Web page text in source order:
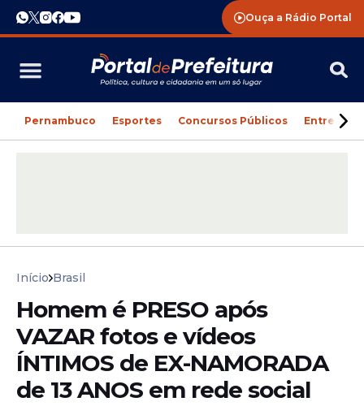
Ouça a Rádio Portal
Pernambuco Esportes Concursos Públicos
Início Brasil
Homem é PRESO após
VAZAR fotos e vídeos
ÍNTIMOS de EX-NAMORADA
de 13 ANOS em rede social